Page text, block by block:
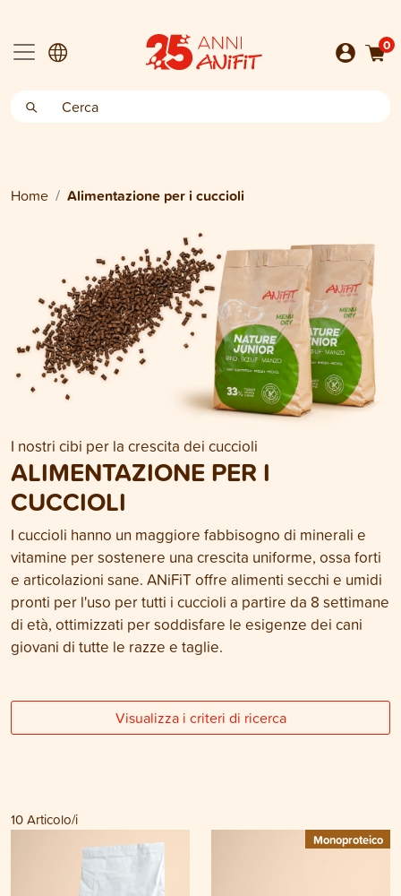
0
Home Alimentazione per i cuccioli
I nostri cibi per la crescita dei cuccioli
ALIMENTAZIONE PER I
CUCCIOLI
I cuccioli hanno un maggiore fabbisogno di minerali e
vitamine per sostenere una crescita uniforme, ossa forti
e articolazioni sane. ANiFiT offre alimenti secchi e umidi
pronti per l'uso per tutti i cuccioli a partire da 8 settimane
di età, ottimizzati per soddisfare le esigenze dei cani
giovani di tutte le razze e taglie.
Visualizza i criteri di ricerca
10Articolo/i
Monoproteico